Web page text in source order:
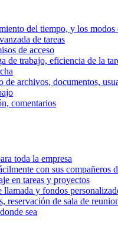
del tiempo, y los
de tareas
de acceso
de trabajo, eficiencia de la
archivos, documentos,
comentarios
toda la empresa
con sus compañeros
en tareas y proyectos
y fondos
reservación de sala de
sea